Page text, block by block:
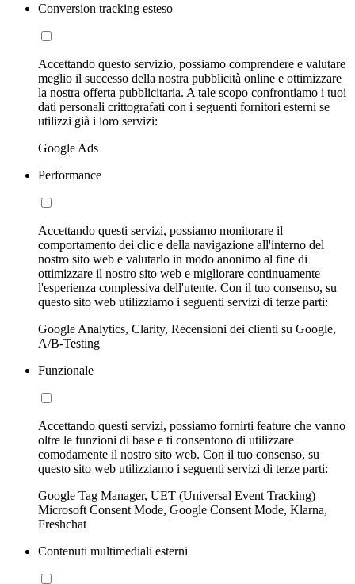
Conversion tracking esteso
Accettando questo servizio, possiamo comprendere e valutare
meglio il successo della nostra pubblicità online e ottimizzare
la nostra offerta pubblicitaria. A tale scopo confrontiamo i tuoi
dati personali crittografati con i seguenti fornitori esterni se
utilizzi già i loro servizi:
Google Ads
Performance
Accettando questi servizi, possiamo monitorare il
comportamento dei clic e della navigazione all'interno del
nostro sito web e valutarlo in modo anonimo al fine di
ottimizzare il nostro sito web e migliorare continuamente
l'esperienza complessiva dell'utente. Con il tuo consenso, su
questo sito web utilizziamo i seguenti servizi di terze parti:
Google Analytics, Clarity, Recensioni dei clienti su Google,
A/B-Testing
Funzionale
Accettando questi servizi, possiamo fornirti feature che vanno
oltre le funzioni di base e ti consentono di utilizzare
comodamente il nostro sito web. Con il tuo consenso, su
questo sito web utilizziamo i seguenti servizi di terze parti:
Google Tag Manager, UET (Universal Event Tracking)
Microsoft Consent Mode, Google Consent Mode, Klarna,
Freshchat
Contenuti multimediali esterni